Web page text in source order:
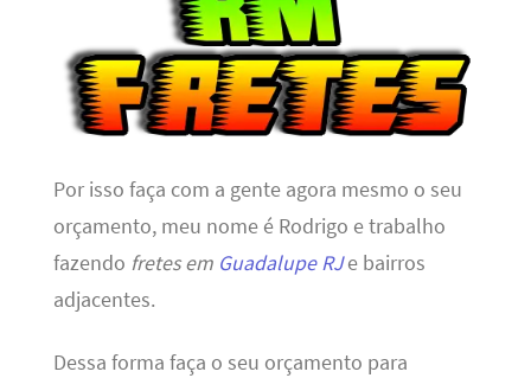
Por isso faça com a gente agora mesmo o seu
orçamento, meu nome é Rodrigo e trabalho
fazendo fretes em Guadalupe RJe bairros
adjacentes.
Dessa forma faça o seu orçamento para